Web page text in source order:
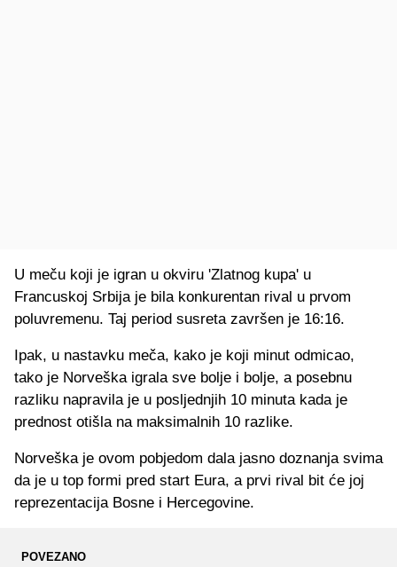
U meču koji je igran u okviru 'Zlatnog kupa' u
Francuskoj Srbija je bila konkurentan rival u prvom
poluvremenu. Taj period susreta završen je 16:16.
Ipak, u nastavku meča, kako je koji minut odmicao,
tako je Norveška igrala sve bolje i bolje, a posebnu
razliku napravila je u posljednjih 10 minuta kada je
prednost otišla na maksimalnih 10 razlike.
Norveška je ovom pobjedom dala jasno doznanja svima
da je u top formi pred start Eura, a prvi rival bit će joj
reprezentacija Bosne i Hercegovine.
POVEZANO